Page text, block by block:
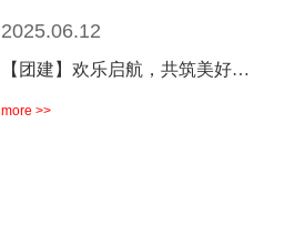
2025.06.12
【团建】欢乐启航，共筑美好…
more >>